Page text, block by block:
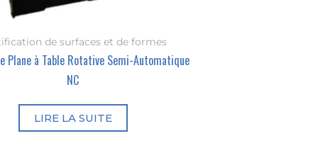
de surfaces et de formes
Plane à Table Rotative Semi-Automatique
NC
LIRE LA SUITE